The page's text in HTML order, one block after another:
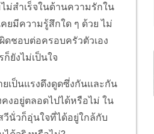
สำเร็จในด้านความรักใน
ยมีความรู้สึกใด ๆ ด้วย ไม่
ชอบต่อครอบครัวตัวเอง
ยังไม่เป็นใจ
เป็นแรงดึงดูดซึ่งกันและกัน
งอยู่ตลอดไปได้หรือไม่ ใน
นั่วก็อุ่นใจที่ได้อยู่ใกล้กับ